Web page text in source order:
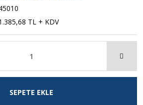
TL + KDV
SEPETE EKLE